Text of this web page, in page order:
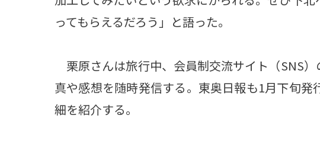
ってもらえるだろう」と語った。
栗原さんは旅行中、会員制交流サイト（SNS
真や感想を随時発信する。東奥日報も1月下旬
細を紹介する。